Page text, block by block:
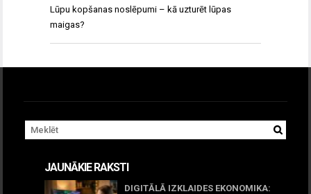
Lūpu kopšanas noslēpumi – kā uzturēt lūpas
maigas?
JAUNĀKIE RAKSTI
DIGITĀLĀ IZKLAIDES EKONOMIKA: